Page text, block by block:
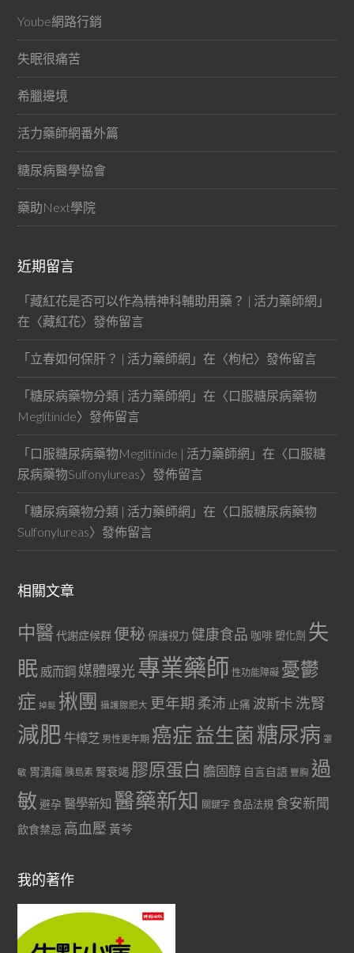
Yoube網路行銷
失眠很痛苦
希臘邊境
活力藥師網番外篇
糖尿病醫學協會
藥助Next學院
近期留言
「藏紅花是否可以作為精神科輔助用藥？ | 活力藥師網 」
在〈藏紅花〉發佈留言
「立春如何保肝？ | 活力藥師網 」在〈枸杞〉發佈留言
「糖尿病藥物分類 | 活力藥師網 」在〈口服糖尿病藥物
Meglitinide〉發佈留言
「口服糖尿病藥物Meglitinide | 活力藥師網 」在〈口服糖
尿病藥物Sulfonylureas〉發佈留言
「糖尿病藥物分類 | 活力藥師網 」在〈口服糖尿病藥物
Sulfonylureas〉發佈留言
相關文章
中醫代謝症候群 便秘 保護視力 健康食品 咖啡 塑化劑 失
眠 威而鋼 媒體曝光專業藥師 性功能障礙 憂鬱
症 掉髮 揪團 攝護腺肥大 更年期 柔沛 止痛 波斯卡 洗腎
減肥 牛樟芝 男性更年期 癌症益生菌 糖尿病 罩
敏 胃潰瘍 胰島素 腎衰竭 膠原蛋白 膽固醇 自言自語 豐胸 過
敏 避孕 醫學新知 醫藥新知 關鍵字 食品法規 食安新聞
飲食禁忌 高血壓 黃芩
我的著作